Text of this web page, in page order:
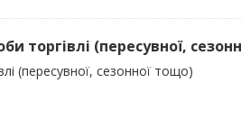
торгівлі (пересувної,
(пересувної, сезонної тощо)